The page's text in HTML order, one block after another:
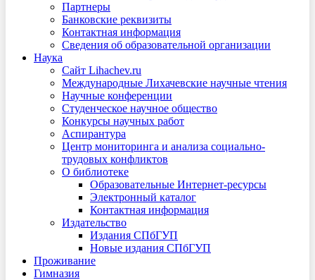
Партнеры
Банковские реквизиты
Контактная информация
Сведения об образовательной организации
Наука
Сайт Lihachev.ru
Международные Лихачевские научные чтения
Научные конференции
Студенческое научное общество
Конкурсы научных работ
Аспирантура
Центр мониторинга и анализа социально-
трудовых конфликтов
О библиотеке
Образовательные Интернет-ресурсы
Электронный каталог
Контактная информация
Издательство
Издания СПбГУП
Новые издания СПбГУП
Проживание
Гимназия